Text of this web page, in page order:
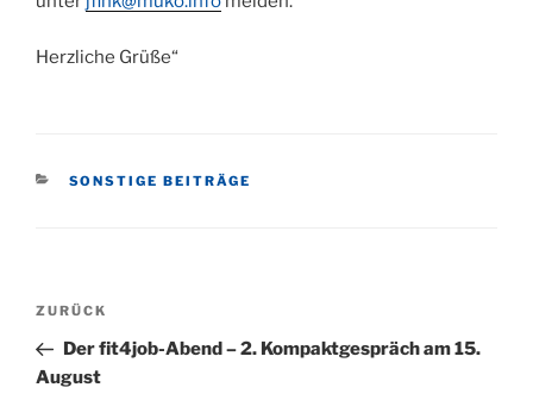
Herzliche Grüße“
KATEGORIEN
SONSTIGE BEITRÄGE
Beitragsnavigation
Vorheriger
Beitrag
ZURÜCK
Der fit4job-Abend – 2. Kompaktgespräch am 15.
August